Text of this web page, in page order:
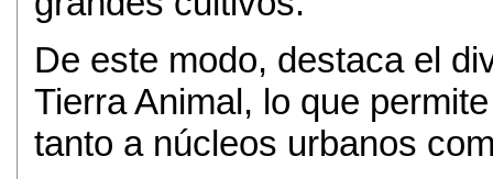
De este modo, destaca el
Tierra Animal, lo que
tanto a núcleos urbanos